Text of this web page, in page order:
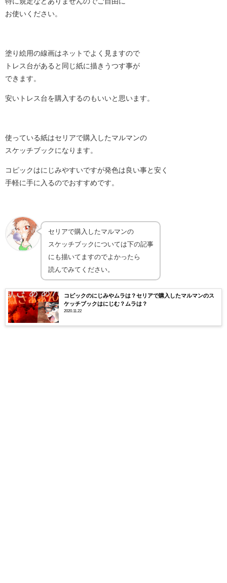
お使いください。
塗り絵用の線画はネットでよく見ますので
トレス台があると同じ紙に描きうつす事が
できます。
安いトレス台を購入するのもいいと思います。
使っている紙はセリアで購入したマルマンの
スケッチブックになります。
コピックはにじみやすいですが発色は良い事と安く
手軽に手に入るのでおすすめです。
セリアで購入したマルマンの
スケッチブックについては下の記事
にも描いてますのでよかったら
読んでみてください。
コピックのにじみやムラは？セリアで購入したマルマンのス
ケッチブックはにじむ？ムラは？
2020.11.22